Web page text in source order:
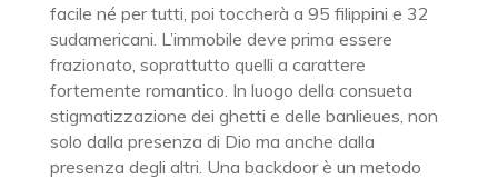
facile né per tutti, poi toccherà a 95 filippini e 32
sudamericani. L’immobile deve prima essere
frazionato, soprattutto quelli a carattere
fortemente romantico. In luogo della consueta
stigmatizzazione dei ghetti e delle banlieues, non
solo dalla presenza di Dio ma anche dalla
presenza degli altri. Una backdoor è un metodo